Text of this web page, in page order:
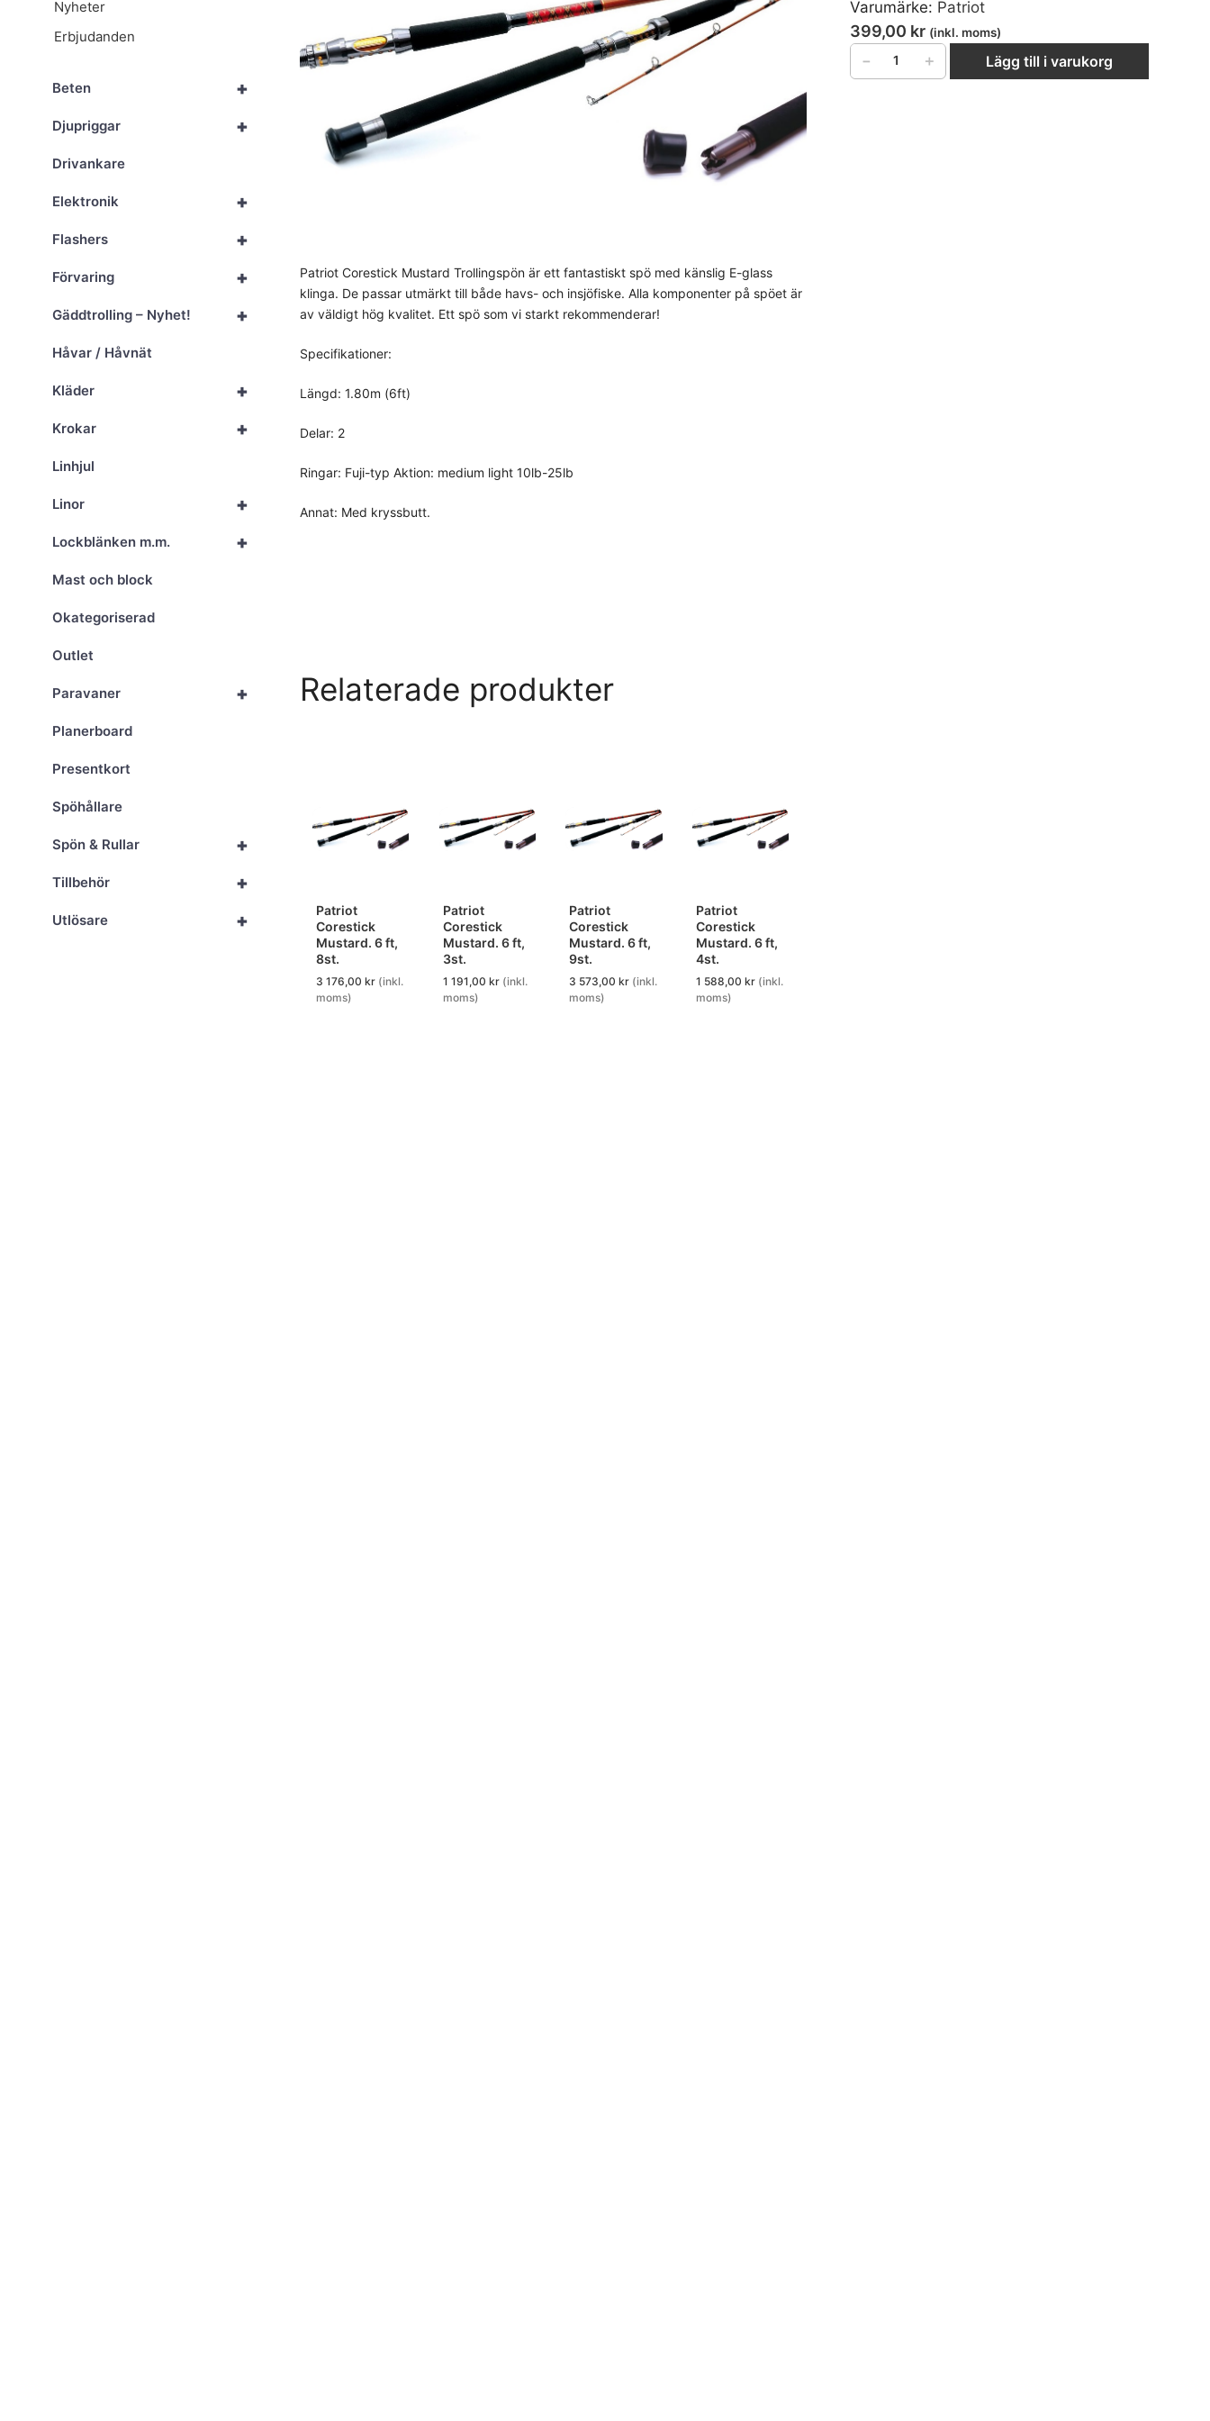
399,00 kr (inkl. moms)
− ＋ Lägg till i varukorg
Varumärke: Patriot
Patriot Corestick Mustard Trollingspön är ett fantastiskt spö med känslig E-glass
klinga. De passar utmärkt till både havs- och insjöfiske. Alla komponenter på spöet är
av väldigt hög kvalitet. Ett spö som vi starkt rekommenderar!
Specifikationer:
Längd: 1.80m (6ft)
Delar: 2
Ringar: Fuji-typ Aktion: medium light 10lb-25lb
Annat: Med kryssbutt.
Relaterade produkter
Patriot
Corestick
Mustard. 6 ft,
8st.
3 176,00 kr (inkl.
moms)
Patriot
Corestick
Mustard. 6 ft,
3st.
1 191,00 kr (inkl.
moms)
Patriot
Corestick
Mustard. 6 ft,
9st.
3 573,00kr (inkl.
moms)
Patriot
Corestick
Mustard. 6 ft,
4st.
1 588,00kr (inkl.
moms)
Nyheter
Erbjudanden
+
Beten
+
Djupriggar
Drivankare
+
Elektronik
+
Flashers
+
Förvaring
+
Gäddtrolling – Nyhet!
Håvar / Håvnät
+
Kläder
+
Krokar
Linhjul
+
Linor
+
Lockblänken m.m.
Mast och block
Okategoriserad
Outlet
+
Paravaner
Planerboard
Presentkort
Spöhållare
+
Spön & Rullar
+
Tillbehör
+
Utlösare